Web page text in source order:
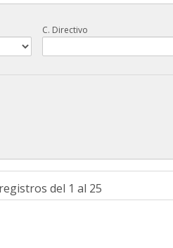
C. Directivo
del 1 al 25